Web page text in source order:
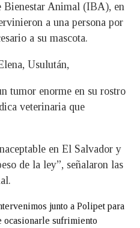
Bienestar Animal (IBA), en
a una persona por
a su mascota.
Usulután,
tumor enorme en su rostro
veterinaria que
en El Salvador y
de la ley”, señalaron las
junto a Polipet para
ocasionarle sufrimiento